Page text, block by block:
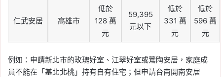
仁武安居 高雄市
低於
128 萬
元
59,395
元以下
低於
331 萬
元
低於
596 萬
元
例如：申請新北市的玫瑰好室、江翠好室或鶯陶安居，家庭成
員不能在「基北北桃」持有自有住宅；但申請台南開南安居